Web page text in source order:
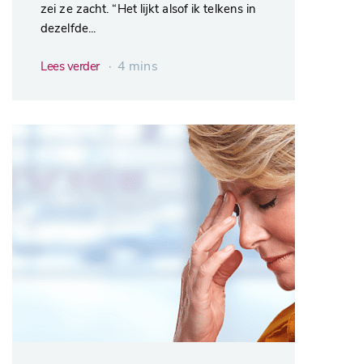
zei ze zacht. “Het lijkt alsof ik telkens in
dezelfde...
Lees verder ∙ 4 mins